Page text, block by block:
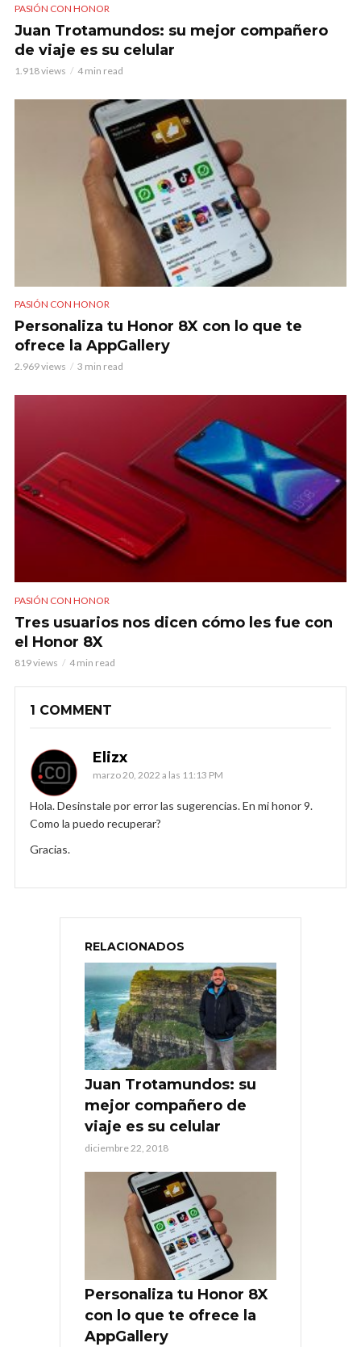
PASIÓN CON HONOR
Juan Trotamundos: su mejor compañero
de viaje es su celular
1.918 views 4 min read
PASIÓN CON HONOR
Personaliza tu Honor 8X con lo que te
ofrece la AppGallery
2.969 views 3 min read
PASIÓN CON HONOR
Tres usuarios nos dicen cómo les fue con
el Honor 8X
819 views 4 min read
1 COMMENT
Elizx
marzo 20, 2022 a las 11:13 PM
Hola. Desinstale por error las sugerencias. En mi honor 9.
Como la puedo recuperar?
Gracias.
RELACIONADOS
Juan Trotamundos: su
mejor compañero de
viaje es su celular
diciembre 22, 2018
Personaliza tu Honor 8X
con lo que te ofrece la
AppGallery